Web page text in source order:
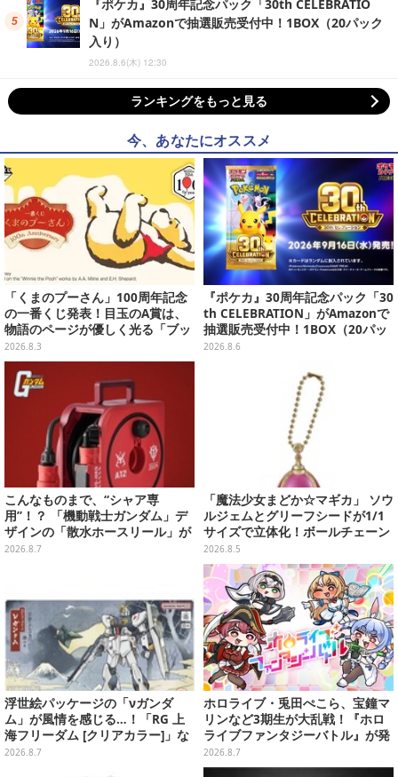
『ポケカ』30周年記念パック「30th CELEBRATIO
N」がAmazonで抽選販売受付中！1BOX（20パック
入り）
2026.8.6(木) 12:30
ランキングをもっと見る
今、あなたにオススメ
「くまのプーさん」100周年記念
の一番くじ発表！目玉のA賞は、
物語のページが優しく光る「ブッ
クシェイプドライト」
2026.8.3
『ポケカ』30周年記念パック「30
th CELEBRATION」がAmazonで
抽選販売受付中！1BOX（20パッ
ク入り）
2026.8.6
こんなものまで、“シャア専
用”！？ 「機動戦士ガンダム」デ
ザインの「散水ホースリール」が
予約開始ーあえて存在感を放つ赤
2026.8.7
「魔法少女まどか☆マギカ」 ソウ
ルジェムとグリーフシードが1/1
サイズで立体化！ボールチェーン
を外せばフィギュアとして飾れる
ガシャポン全6種
2026.8.5
浮世絵パッケージの「νガンダ
ム」が風情を感じる…！「RG 上
海フリーダム [クリアカラー]」な
どガンプラ2商品が8月順次発売
2026.8.7
ホロライブ・兎田ぺこら、宝鐘マ
リンなど3期生が大乱戦！『ホロ
ライブファンタジーバトル』が発
売ーお馴染みの語録が装備
に、“ニセ3期生”とのバトルもあ
2026.8.7